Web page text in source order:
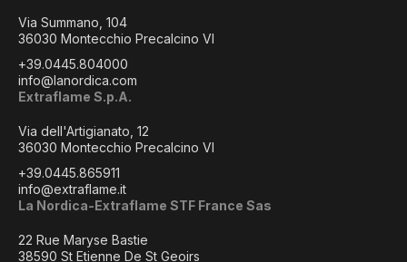
Via Summano, 104
36030 Montecchio Precalcino VI
+39.0445.804000
info@lanordica.com
Extraflame S.p.A.
Via dell'Artigianato, 12
36030 Montecchio Precalcino VI
+39.0445.865911
info@extraflame.it
La Nordica-Extraflame STF France Sas
22 Rue Maryse Bastie
38590 St Etienne De St Geoirs